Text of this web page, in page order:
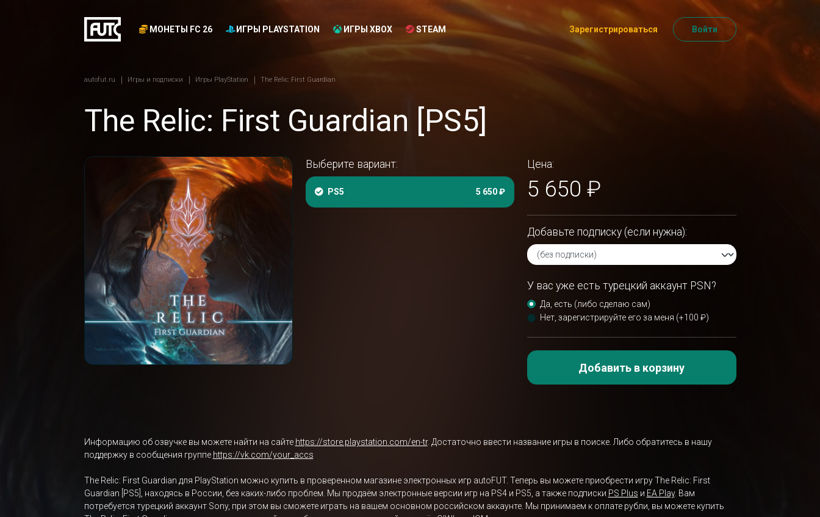
МОНЕТЫ FC 26 ИГРЫ PLAYSTATION ИГРЫ XBOX STEAM Зарегистрироваться Войти
autofut.ru Игры и подписки Игры PlayStation The Relic: First Guardian
The Relic: First Guardian [PS5]
Выберите вариант:
PS5 5 650 ₽
Цена:
5 650 ₽
Добавьте подписку (если нужна):
У вас уже есть турецкий аккаунт PSN?
Да, есть (либо сделаю сам)
Нет, зарегистрируйте его за меня (+100 ₽)
Добавить в корзину
Информацию об озвучке вы можете найти на сайте https://store.playstation.com/en-tr. Достаточно ввести название игры в поиске. Либо обратитесь в нашу
поддержку в сообщения группе https://vk.com/your_accs
The Relic: First Guardian для PlayStation можно купить в проверенном магазине электронных игр autoFUT. Теперь вы можете приобрести игру The Relic: First
Guardian [PS5], находясь в России, без каких-либо проблем. Мы продаём электронные версии игр на PS4 и PS5, а также подписки PS Plus и EA Play. Вам
потребуется турецкий аккаунт Sony, при этом вы сможете играть на вашем основном российском аккаунте. Мы принимаем к оплате рубли, вы можете купить